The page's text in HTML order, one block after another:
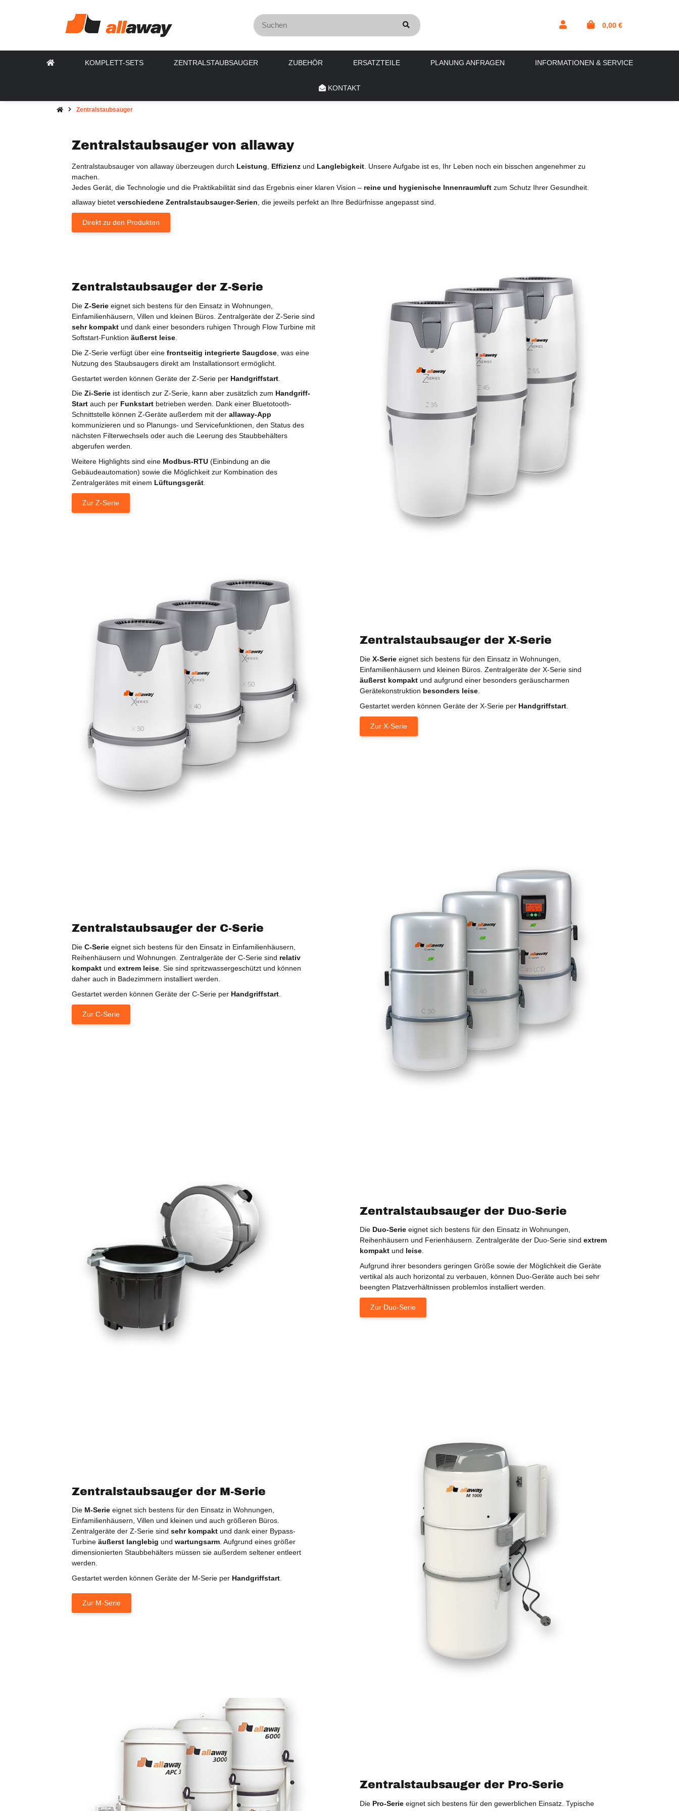
0,00 €
KOMPLETT-SETS ZENTRALSTAUBSAUGER ZUBEHÖR ERSATZTEILE PLANUNG ANFRAGEN INFORMATIONEN & SERVICE
KONTAKT
Zentralstaubsauger
Zentralstaubsauger von allaway
Zentralstaubsauger von allaway überzeugen durch Leistung Effizienz und Langlebigkeit . Unsere Aufgabe ist es, Ihr Leben noch ein bisschen angenehmer zu
machen.
Jedes Gerät, die Technologie und die Praktikabilität sind das Ergebnis einer klaren Vision – reine und hygienische Innenraumluft zum Schutz Ihrer Gesundheit.
allaway bietet verschiedene Zentralstaubsauger-Serien, die jeweils perfekt an Ihre Bedürfnisse angepasst sind.
Direkt zu den Produkten
Zentralstaubsauger der Z-Serie
Die Z-Serie eignet sich bestens für den Einsatz in Wohnungen,
Einfamilienhäusern, Villen und kleinen Büros. Zentralgeräte der Z-Serie sind
sehr kompakt und dank einer besonders ruhigen Through Flow Turbine mit
Softstart-Funktion äußerst leise.
Die Z-Serie verfügt über eine frontseitig integrierte Saugdose , was eine
Nutzung des Staubsaugers direkt am Installationsort ermöglicht.
Gestartet werden können Geräte der Z-Serie per Handgriffstart
Die Zi-Serie ist identisch zur Z-Serie, kann aber zusätzlich zum Handgriff-
Start auch per Funkstart betrieben werden. Dank einer Bluetotooth-
Schnittstelle können Z-Geräte außerdem mit der allaway-App
kommunizieren und so Planungs- und Servicefunktionen, den Status des
nächsten Filterwechsels oder auch die Leerung des Staubbehälters
abgerufen werden.
Weitere Highlights sind eine Modbus-RTU (Einbindung an die
Gebäudeautomation) sowie die Möglichkeit zur Kombination des
Zentralgerätes mit einem Lüftungsgerät.
Zur Z-Serie
Zentralstaubsauger der X-Serie
Die X-Serie eignet sich bestens für den Einsatz in Wohnungen,
Einfamilienhäusern und kleinen Büros. Zentralgeräte der X-Serie sind
äußerst kompakt und aufgrund einer besonders geräuscharmen
Gerätekonstruktion besonders leise
Gestartet werden können Geräte der X-Serie per Handgriffstart
Zur X-Serie
Zentralstaubsauger der C-Serie
Die C-Serie eignet sich bestens für den Einsatz in Einfamilienhäusern,
Reihenhäusern und Wohnungen. Zentralgeräte der C-Serie sind relativ
kompakt und extrem leise . Sie sind spritzwassergeschützt und können
daher auch in Badezimmern installiert werden.
Gestartet werden können Geräte der C-Serie per Handgriffstart
Zur C-Serie
Zentralstaubsauger der Duo-Serie
Die Duo-Serie eignet sich bestens für den Einsatz in Wohnungen,
Reihenhäusern und Ferienhäusern. Zentralgeräte der Duo-Serie sind extrem
kompakt und leise.
Aufgrund ihrer besonders geringen Größe sowie der Möglichkeit die Geräte
vertikal als auch horizontal zu verbauen, können Duo-Geräte auch bei sehr
beengten Platzverhältnissen problemlos installiert werden.
Zur Duo-Serie
Zentralstaubsauger der M-Serie
Die M-Serie eignet sich bestens für den Einsatz in Wohnungen,
Einfamilienhäusern, Villen und kleinen und auch größeren Büros.
Zentralgeräte der Z-Serie sind sehr kompakt und dank einer Bypass-
Turbine äußerst langlebig und wartungsarm. Aufgrund eines größer
dimensionierten Staubbehälters müssen sie außerdem seltener entleert
werden.
Gestartet werden können Geräte der M-Serie per Handgriffstart.
Zur M-Serie
Zentralstaubsauger der Pro-Serie
Die Pro-Serie eignet sich bestens für den gewerblichen Einsatz. Typische